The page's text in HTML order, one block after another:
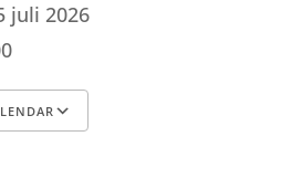
juli 2026